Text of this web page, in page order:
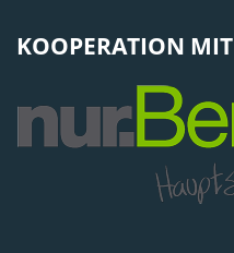
KOOPERATION MIT